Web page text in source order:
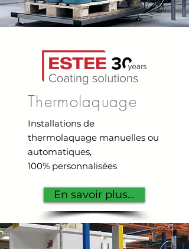
Thermolaquage
Installations de
thermolaquage manuelles ou
automatiques,
100% personnalisées
En savoir plus...